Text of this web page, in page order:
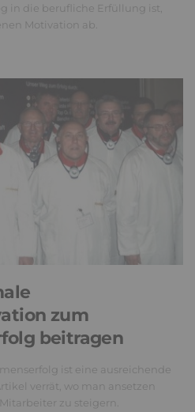
in die berufliche Erfüllung ist,
Motivation ab.
zum
beitragen
ist eine ausreichende
verrät, wo man ansetzen
zu steigern.